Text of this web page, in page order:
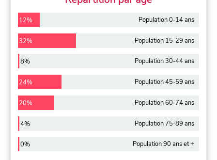
12% Population 0-14 ans
32% Population 15-29 ans
8% Population 30-44 ans
24% Population 45-59 ans
20% Population 60-74 ans
4% Population 75-89 ans
0% Population 90 ans et +